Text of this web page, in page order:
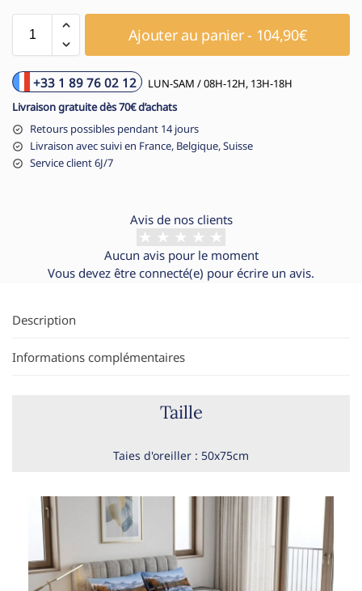
Ajouter au panier - 104,90€
+33 1 89 76 02 12
LUN-SAM / 08H-12H, 13H-18H
Livraison gratuite dès 70€ d’achats
Retours possibles pendant 14 jours
Livraison avec suivi en France, Belgique, Suisse
Service client 6J/7
Avis de nos clients
Aucun avis pour le moment
Vous devez être connecté(e) pour écrire un avis.
Description
Informations complémentaires
Taille
Taies d'oreiller : 50x75cm